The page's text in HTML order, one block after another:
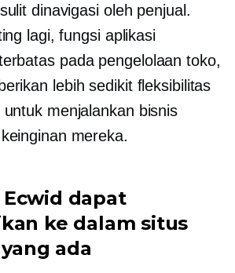
dinavigasi oleh penjual.
lagi, fungsi aplikasi
pada pengelolaan toko,
lebih sedikit fleksibilitas
untuk menjalankan bisnis
mereka.
dapat
ke dalam situs
ada